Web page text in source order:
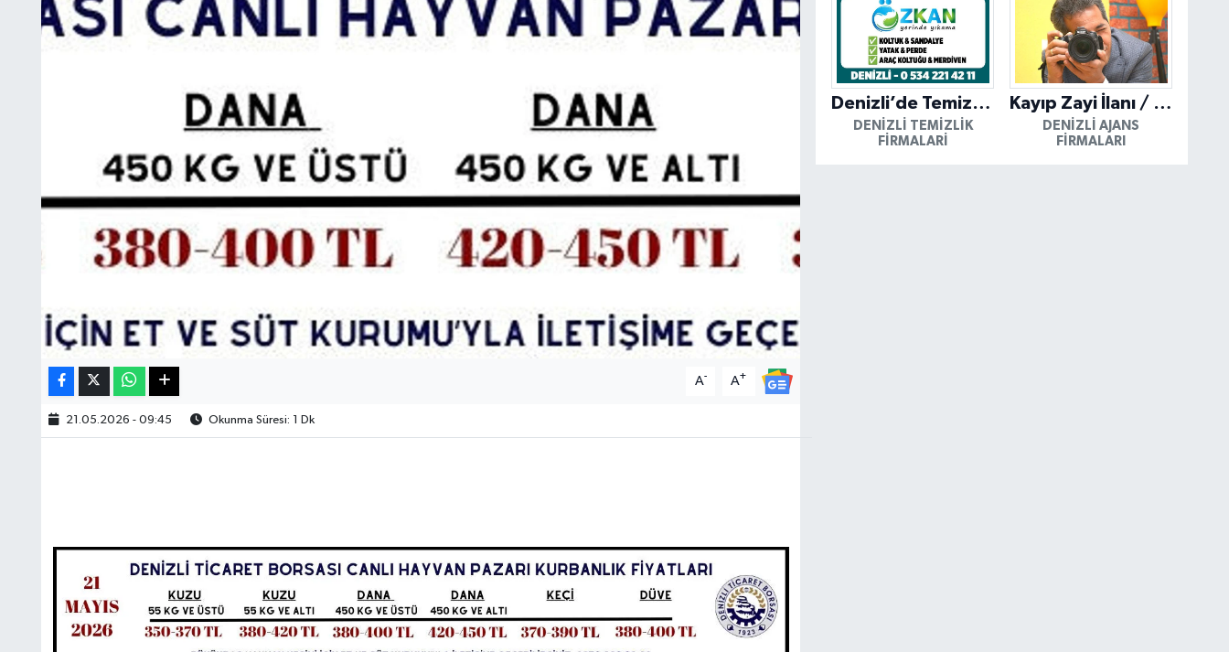
A- A+
21.05.2026 - 09:45 Okunma Süresi: 1 Dk
Denizli’de Temizliğin Güvenilir Adresi: Özkan Yerinde Yıkama
DENIZLI TEMIZLIK
FIRMALARI
Kayıp Zayi İlanı / Mutlu Ajans / Denizli
DENIZLI AJANS
FIRMALARI